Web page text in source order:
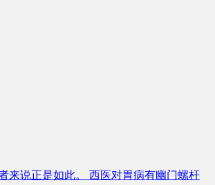
来说正是如此。 西医对胃病有幽门螺杆